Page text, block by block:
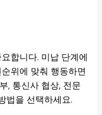
합니다. 미납 단계에
위에 맞춰 행동하면
, 통신사 협상, 전문
법을 선택하세요.